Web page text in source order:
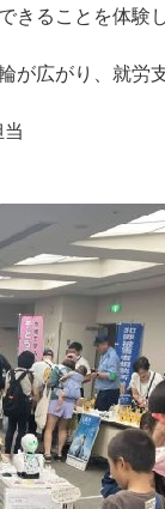
きることを体験
が広がり、就労